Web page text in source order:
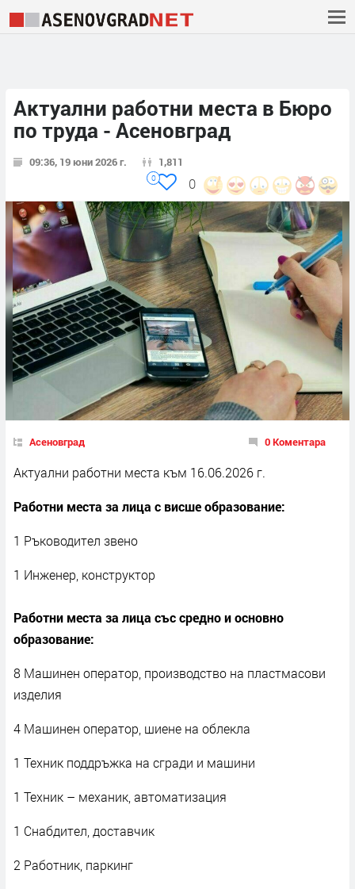
Актуални работни места в Бюро
по труда - Асеновград
09:36, 19 юни 2026 г. 1,811
0
0
Асеновград 0 Коментара
Актуални работни места към 16.06.2026 г.
Работни места за лица с висше образование:
1 Ръководител звено
1 Инженер, конструктор
Работни места за лица със средно и основно
образование:
8 Машинен оператор, производство на пластмасови
изделия
4 Машинен оператор, шиене на облекла
1 Техник поддръжка на сгради и машини
1 Техник – механик, автоматизация
1 Снабдител, доставчик
2 Работник, паркинг